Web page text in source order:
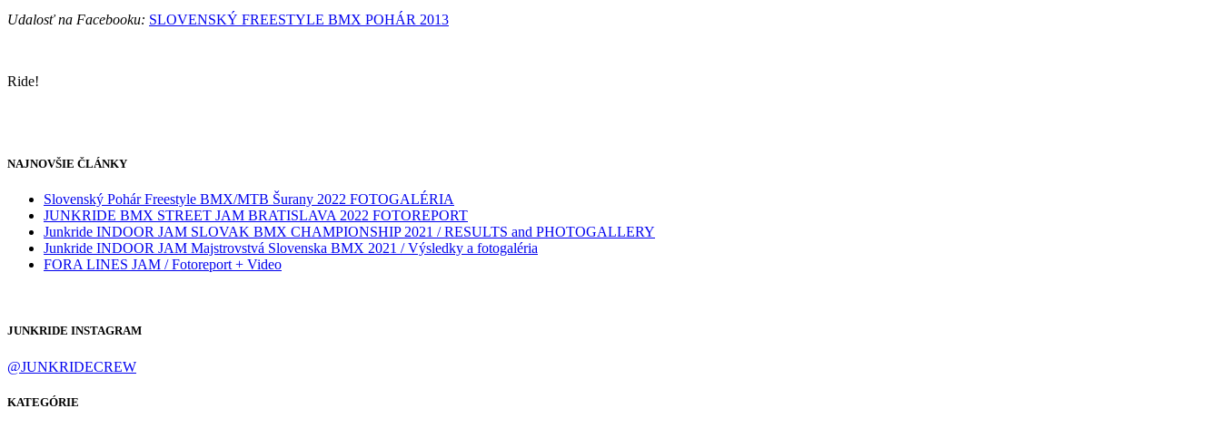
Udalosť na Facebooku: SLOVENSKÝ FREESTYLE BMX POHÁR 2013
Ride!
NAJNOVŠIE ČLÁNKY
Slovenský Pohár Freestyle BMX/MTB Šurany 2022 FOTOGALÉRIA
JUNKRIDE BMX STREET JAM BRATISLAVA 2022 FOTOREPORT
Junkride INDOOR JAM SLOVAK BMX CHAMPIONSHIP 2021 / RESULTS and PHOTOGALLERY
Junkride INDOOR JAM Majstrovstvá Slovenska BMX 2021 / Výsledky a fotogaléria
FORA LINES JAM / Fotoreport + Video
JUNKRIDE INSTAGRAM
@JUNKRIDECREW
KATEGÓRIE